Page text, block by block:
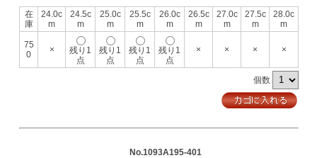
在
庫
24.0c
m
24.5c
m
25.0c
m
25.5c
m
26.0c
m
26.5c
m
27.0c
m
27.5c
m
28.0c
m
75
0
×
残り1
点
残り1
点
残り1
点
残り1
点
× × × ×
個数
No.1093A195-401